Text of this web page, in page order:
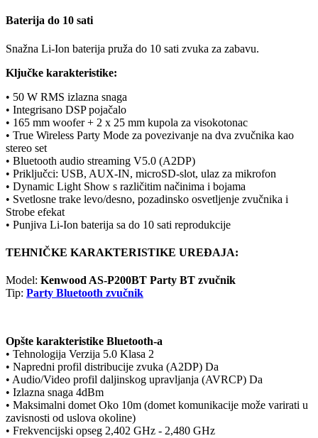
Baterija do 10 sati
Snažna Li-Ion baterija pruža do 10 sati zvuka za zabavu.
Ključke karakteristike:
• 50 W RMS izlazna snaga
• Integrisano DSP pojačalo
• 165 mm woofer + 2 x 25 mm kupola za visokotonac
• True Wireless Party Mode za povezivanje na dva zvučnika kao
stereo set
• Bluetooth audio streaming V5.0 (A2DP)
• Priključci: USB, AUX-IN, microSD-slot, ulaz za mikrofon
• Dynamic Light Show s različitim načinima i bojama
• Svetlosne trake levo/desno, pozadinsko osvetljenje zvučnika i
Strobe efekat
• Punjiva Li-Ion baterija sa do 10 sati reprodukcije
TEHNIČKE KARAKTERISTIKE UREĐAJA:
Model: Kenwood AS-P200BT Party BT zvučnik
Tip: Party Bluetooth zvučnik
Opšte karakteristike Bluetooth-a
• Tehnologija Verzija 5.0 Klasa 2
• Napredni profil distribucije zvuka (A2DP) Da
• Audio/Video profil daljinskog upravljanja (AVRCP) Da
• Izlazna snaga 4dBm
• Maksimalni domet Oko 10m (domet komunikacije može varirati u
zavisnosti od uslova okoline)
• Frekvencijski opseg 2,402 GHz - 2,480 GHz